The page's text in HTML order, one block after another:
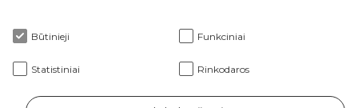
Apie mus
Klientams
Būtinieji Funkciniai
Statistiniai Rinkodaros